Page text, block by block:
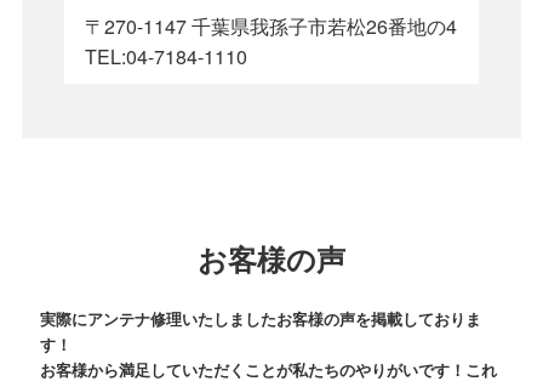
〒270-1147 千葉県我孫子市若松26番地の4
TEL:04-7184-1110
お客様の声
実際にアンテナ修理いたしましたお客様の声を掲載しておりま
す！
お客様から満足していただくことが私たちのやりがいです！これ